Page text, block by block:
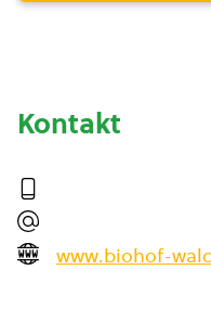
Kontakt
www.biohof-